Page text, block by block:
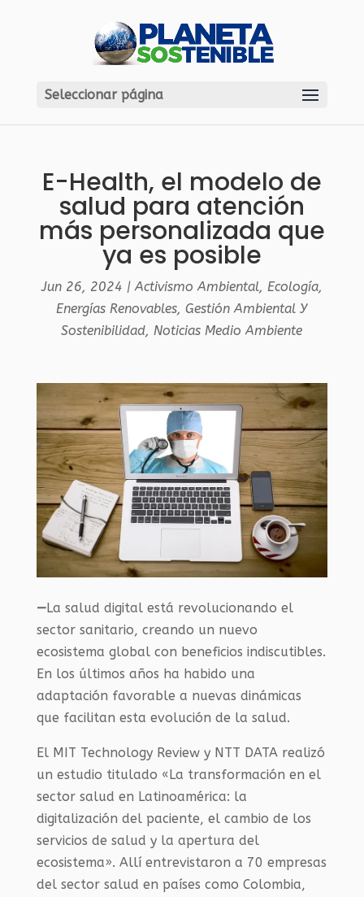
Seleccionar página
E-Health, el modelo de
salud para atención
más personalizada que
ya es posible
Jun 26, 2024 |Activismo Ambiental, Ecología,
Energías Renovables,Gestión Ambiental Y
Sostenibilidad,Noticias Medio Ambiente
—La salud digital está revolucionando el
sector sanitario, creando un nuevo
ecosistema global con beneficios indiscutibles.
En los últimos años ha habido una
adaptación favorable a nuevas dinámicas
que facilitan esta evolución de la salud.
El MIT Technology Review y NTT DATA realizó
un estudio titulado «La transformación en el
sector salud en Latinoamérica: la
digitalización del paciente, el cambio de los
servicios de salud y la apertura del
ecosistema». Allí entrevistaron a 70 empresas
del sector salud en países como Colombia,